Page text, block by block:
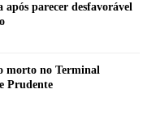
após parecer desfavorável
morto no Terminal
Prudente